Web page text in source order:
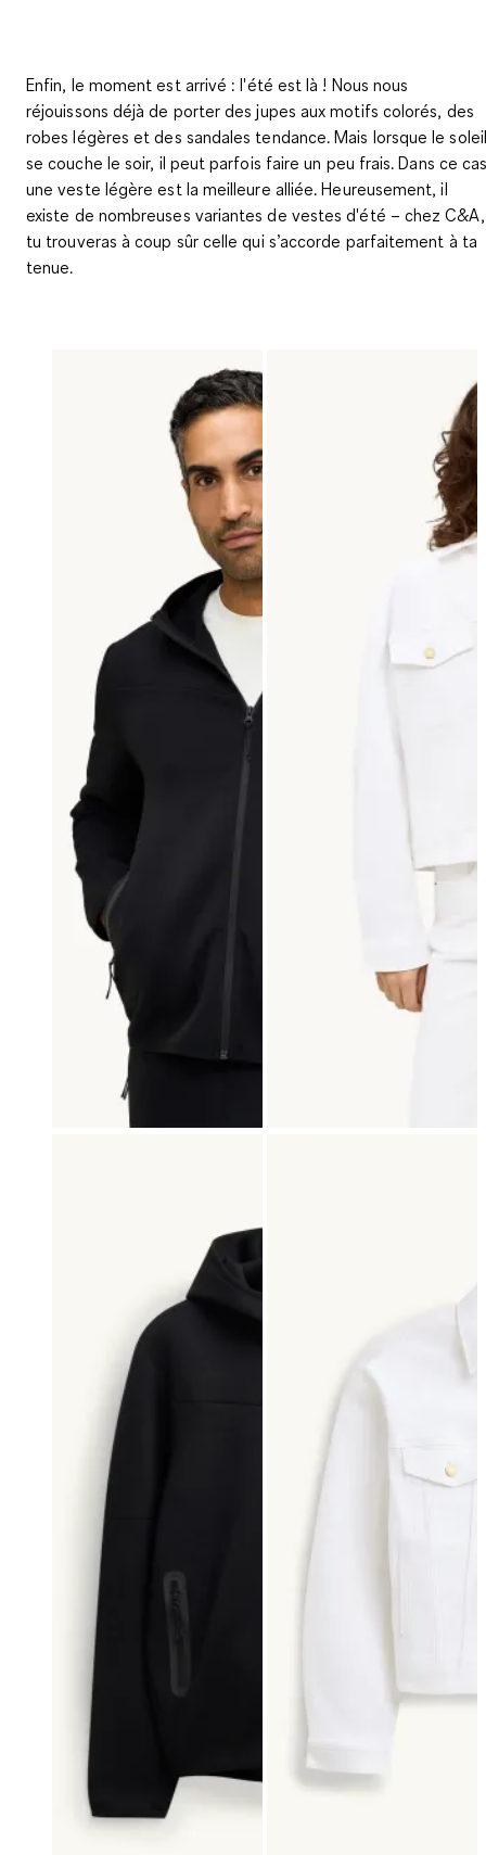
Enfin, le moment est arrivé : l'été est là ! Nous nous
réjouissons déjà de porter des jupes aux motifs colorés, des
robes légères et des sandales tendance. Mais lorsque le soleil
se couche le soir, il peut parfois faire un peu frais. Dans ce
une veste légère est la meilleure alliée. Heureusement, il
existe de nombreuses variantes de vestes d'été – chez C&A,
tu trouveras à coup sûr celle qui s’accorde parfaitement à ta
tenue.